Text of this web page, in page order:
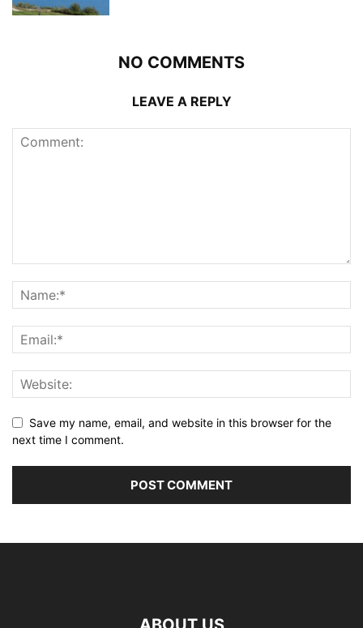
NO COMMENTS
LEAVE A REPLY
Save my name, email, and website in this browser for the
next time I comment.